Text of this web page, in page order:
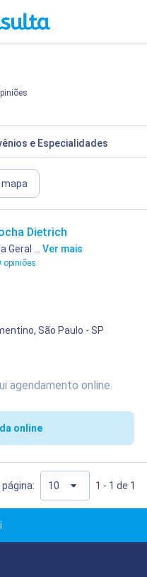
e Especialidades
mapa
Dietrich
Geral ... Ver mais
opiniões
São Paulo - SP
agendamento online.
online
página: 1 - 1 de 1